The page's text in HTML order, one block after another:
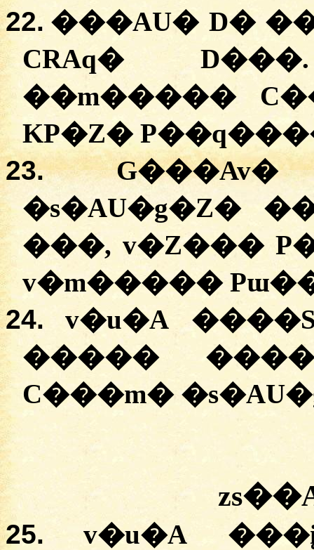
22. ���AU� D� �
CRAq�
D���
��m�����
KP�Z�
23.
G���Av�
�s�AU�g�Z�
���, v�Z���
v�m�����
24.
v�u�A��
�����
C���m��
25. v�u�A�